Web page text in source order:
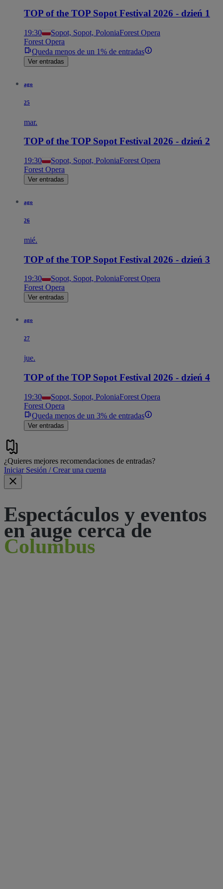
TOP of the TOP Sopot Festival 2026 - dzień 1
19:30 Sopot, Sopot, PoloniaForest Opera
Forest Opera
Queda menos de un 1% de entradas
Ver entradas
ago
25
mar.
TOP of the TOP Sopot Festival 2026 - dzień 2
19:30 Sopot, Sopot, PoloniaForest Opera
Forest Opera
Ver entradas
ago
26
mié.
TOP of the TOP Sopot Festival 2026 - dzień 3
19:30 Sopot, Sopot, PoloniaForest Opera
Forest Opera
Ver entradas
ago
27
jue.
TOP of the TOP Sopot Festival 2026 - dzień 4
19:30 Sopot, Sopot, PoloniaForest Opera
Forest Opera
Queda menos de un 3% de entradas
Ver entradas
¿Quieres mejores recomendaciones de entradas?
Iniciar Sesión / Crear una cuenta
Espectáculos y eventos
en auge cerca de
Columbus